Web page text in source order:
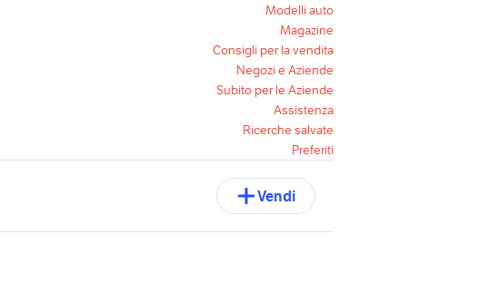
Modelli auto
Magazine
Consigli per la vendita
Negozi e Aziende
Subito per le Aziende
Assistenza
Ricerche salvate
Preferiti
Vendi